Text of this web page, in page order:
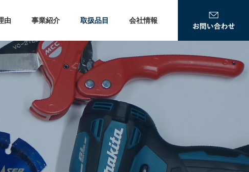
由 事業紹介 取扱品目 会社情報